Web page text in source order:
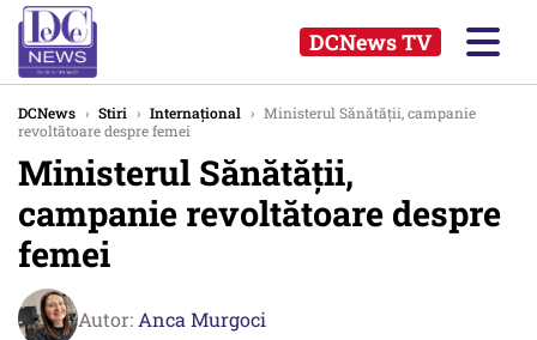
DCNews TV
DCNews › Stiri › Internațional › Ministerul Sănătății, campanie
revoltătoare despre femei
Ministerul Sănătății,
campanie revoltătoare despre
femei
Autor: Anca Murgoci